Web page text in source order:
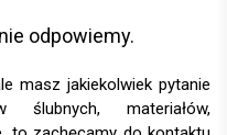
odpowiemy.
masz jakiekolwiek pytanie
ślubnych, materiałów,